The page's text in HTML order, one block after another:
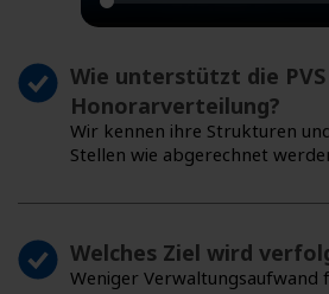
Wie unterstützt die
Honorarverteilung?
Wir kennen ihre Strukturen
Stellen wie abgerechnet
Welches Ziel wird
Weniger Verwaltungsaufwand